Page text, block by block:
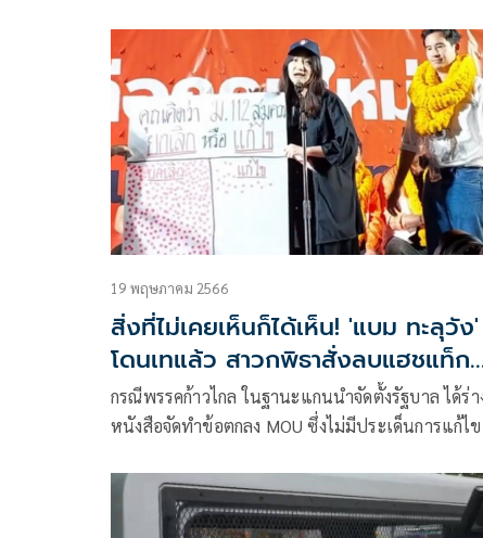
สายน้ำ , น.ส.อรวรรณ ภู่พงษ์ หรือแบม,น.ส.“ทานตะวัน
ตัวตุลานนท์ หรือตะวัน” และ “ว้อน” (นามสมมติ)
19 พฤษภาคม 2566
สิ่งที่ไม่เคยเห็นก็ได้เห็น! 'แบม ทะลุวัง'
โดนเทแล้ว สาวกพิธาสั่งลบแฮชแท็ก
ยกเลิก 112
กรณีพรรคก้าวไกล ในฐานะแกนนำจัดตั้งรัฐบาล ได้ร่า
หนังสือจัดทำข้อตกลง MOU ซึ่งไม่มีประเด็นการแก้ไข
เสียงในการเลือกตั้ง